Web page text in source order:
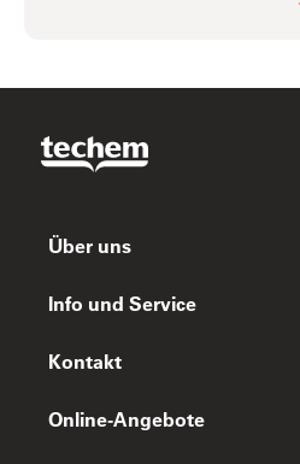
Über uns
Info und Service
Kontakt
Online-Angebote